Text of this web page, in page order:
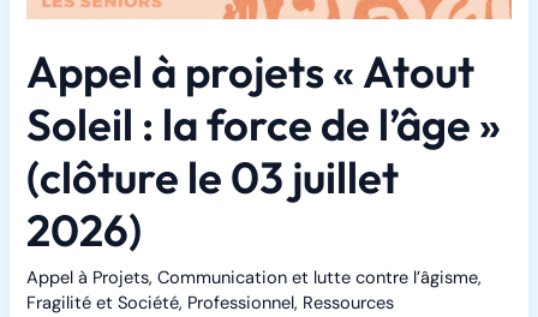
Appel à projets « Atout
Soleil : la force de l’âge »
(clôture le 03 juillet
2026)
Appel à Projets,Communication et lutte contre l’âgisme,
Fragilité et Société, Professionnel, Ressources